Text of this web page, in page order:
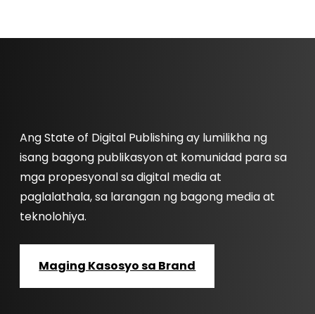
Ang State of Digital Publishing ay lumilikha ng
isang bagong publikasyon at komunidad para sa
mga propesyonal sa digital media at
paglalathala, sa larangan ng bagong media at
teknolohiya.
Maging Kasosyo sa Brand